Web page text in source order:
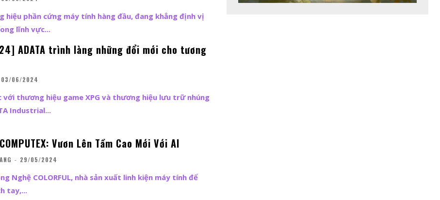
hiệu phần cứng máy tính hàng đầu, đang khẳng định vị
lĩnh vực...
ADATA trình làng những đổi mới cho tương
03/06/2024
với thương hiệu game XPG và thương hiệu lưu trữ nhúng
Industrial...
Vươn Lên Tầm Cao Mới Với AI
- 29/05/2024
Nghệ COLORFUL, nhà sản xuất linh kiện máy tính để
tay,...